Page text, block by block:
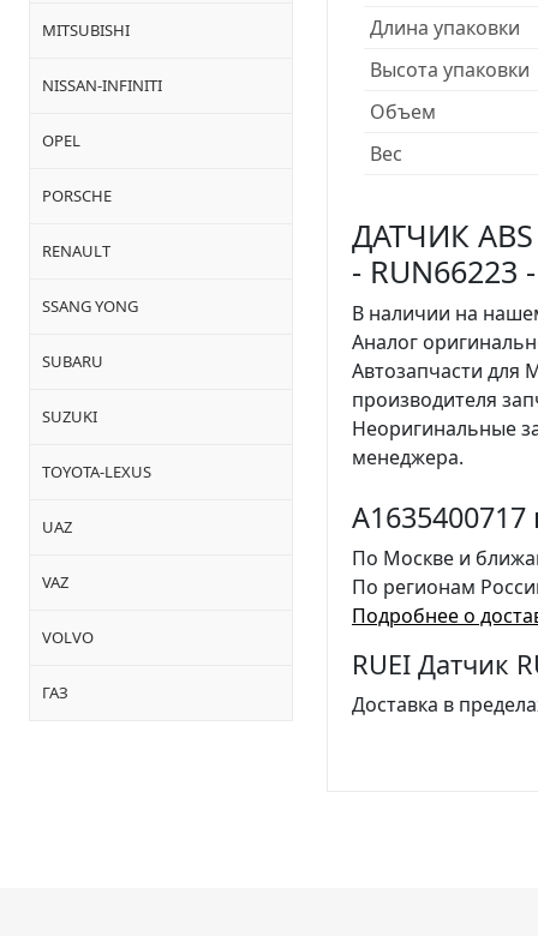
MITSUBISHI
NISSAN-INFINITI
OPEL
PORSCHE
RENAULT
SSANG YONG
SUBARU
SUZUKI
TOYOTA-LEXUS
UAZ
VAZ
VOLVO
ГАЗ
Длина упаковки
Высота упаковки
Объем
Вес
ДАТЧИК
- RUN66223
В наличии на
Аналог
Автозапчасти для
производителя
Неоригинальные
менеджера.
По Москве и
По регионам
Подробнее о
RUEI Датчик
Доставка в